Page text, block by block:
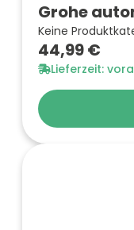
Grohe
Keine
44,99 €
Lieferzeit: